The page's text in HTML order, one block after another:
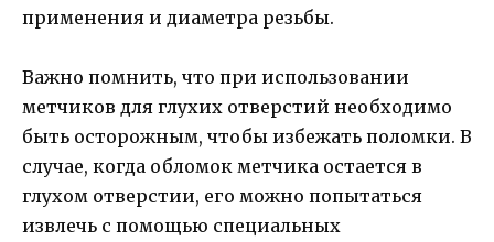
применения и диаметра резьбы.
Важно помнить, что при использовании
метчиков для глухих отверстий необходимо
быть осторожным, чтобы избежать поломки. В
случае, когда обломок метчика остается в
глухом отверстии, его можно попытаться
извлечь с помощью специальных